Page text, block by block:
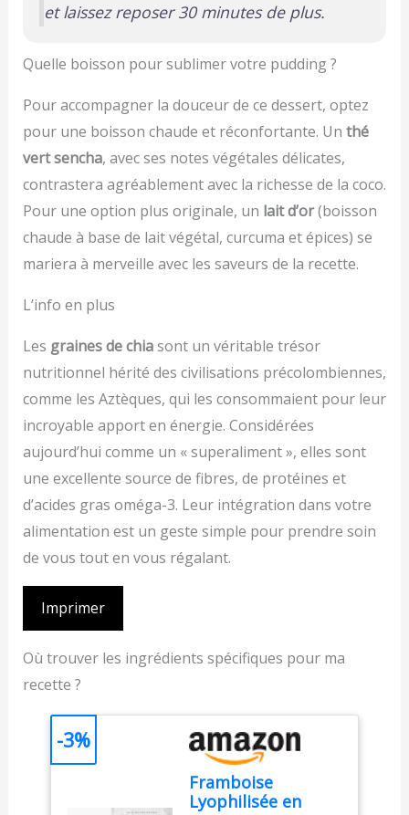
et laissez reposer 30 minutes de plus.
Quelle boisson pour sublimer votre pudding ?
Pour accompagner la douceur de ce dessert, optez
pour une boisson chaude et réconfortante. Un thé
vert sencha, avec ses notes végétales délicates,
contrastera agréablement avec la richesse de la coco.
Pour une option plus originale, un lait d’or(boisson
chaude à base de lait végétal, curcuma et épices) se
mariera à merveille avec les saveurs de la recette.
L’info en plus
Les graines de chiasont un véritable trésor
nutritionnel hérité des civilisations précolombiennes,
comme les Aztèques, qui les consommaient pour leur
incroyable apport en énergie. Considérées
aujourd’hui comme un « superaliment », elles sont
une excellente source de fibres, de protéines et
d’acides gras oméga-3. Leur intégration dans votre
alimentation est un geste simple pour prendre soin
de vous tout en vous régalant.
Imprimer
Où trouver les ingrédients spécifiques pour ma
recette ?
Framboise
Lyophilisée en
-3%